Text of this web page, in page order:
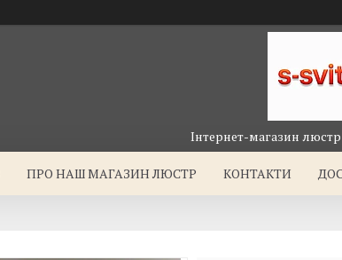
Інтернет-магазин люстр
ПРО НАШ МАГАЗИН ЛЮСТР КОНТАКТИ